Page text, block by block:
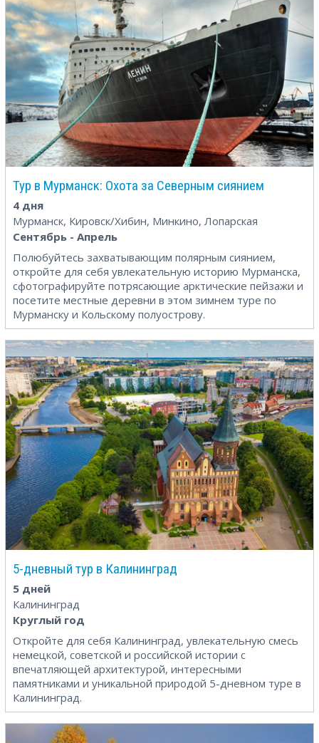
Тур в Мурманск: Охота за Северным сиянием
4 дня
Мурманск, Кировск/Хибин, Минкино, Лопарская
Сентябрь - Апрель
Полюбуйтесь захватывающим полярным сиянием,
откройте для себя увлекательную историю Мурманска,
сфотографируйте потрясающие арктические пейзажи и
посетите местные деревни в этом зимнем туре по
Мурманску и Кольскому полуострову.
5-дневный тур в Калининград
5 дней
Калининград
Круглый год
Откройте для себя Калининград, увлекательную смесь
немецкой, советской и российской истории с
впечатляющей архитектурой, интересными
памятниками и уникальной природой 5-дневном туре в
Калининград.